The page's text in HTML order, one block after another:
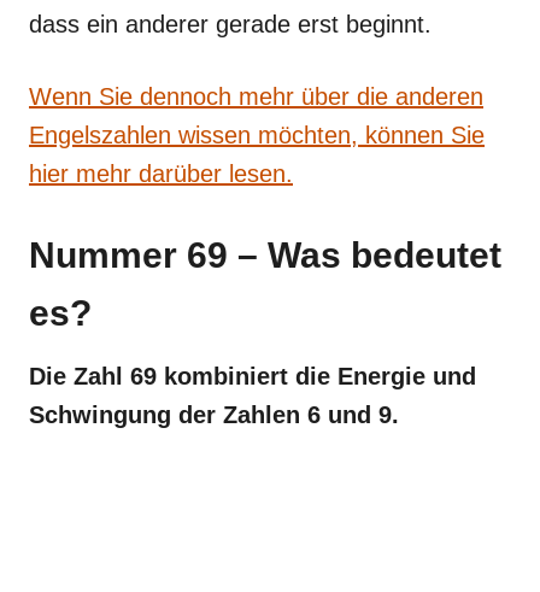
dass ein anderer gerade erst beginnt.
Wenn Sie dennoch mehr über die anderen
Engelszahlen wissen möchten, können Sie
hier mehr darüber lesen.
Nummer 69 – Was bedeutet
es?
Die Zahl 69 kombiniert die Energie und
Schwingung der Zahlen 6 und 9.